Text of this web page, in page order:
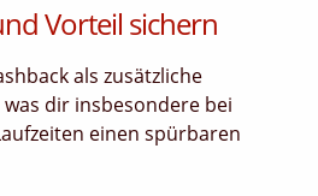
Vorteil sichern
als zusätzliche
dir insbesondere bei
einen spürbaren